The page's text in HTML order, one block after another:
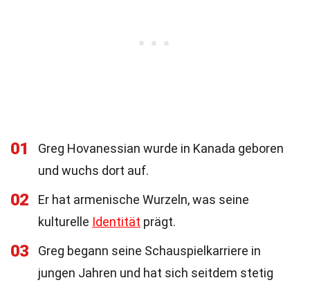
01
Greg Hovanessian wurde in Kanada geboren
und wuchs dort auf.
02
Er hat armenische Wurzeln, was seine
kulturelle Identität prägt.
03
Greg begann seine Schauspielkarriere in
jungen Jahren und hat sich seitdem stetig